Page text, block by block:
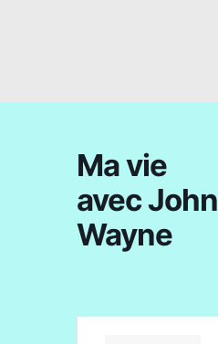
Ma vie
avec John
Wayne